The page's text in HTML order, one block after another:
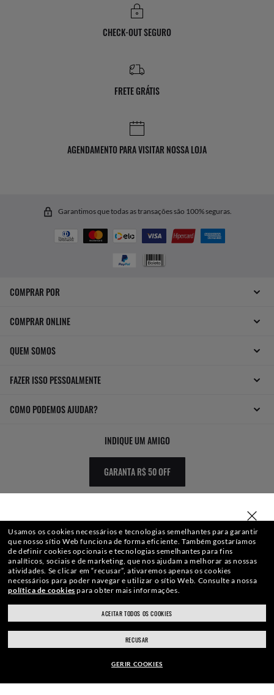
SELECIONE OU DIGITE SUA LOJA
ray-ban.com/brazil ray-ban.com/usa
Escolha uma loja diferente
CHECK-OUT SEGURO
FRETE GRÁTIS
AGENDAMENTO PARA VISITAR NOSSA LOJA
Garantimos que todas as transações são 100% seguras.
COMPRAR POR
COMPRAR ONLINE
QUEM SOMOS
FAZER ISSO PESSOALMENTE
COMO PODEMOS AJUDAR?
INDIQUE UM AMIGO
GARANTA R$ 50 OFF
WebID # 241 446 897
AVISO DE PRIVACIDADE
Usamos os cookies necessários e tecnologias semelhantes para garantir
que nosso sítio Web funciona de forma eficiente. Também gostaríamos
de definir cookies opcionais e tecnologias semelhantes para fins
analíticos, sociais e de marketing, que nos ajudam a melhorar as nossas
atividades. Se clicar em “recusar”, ativaremos apenas os cookies
necessários para poder navegar e utilizar o sítio Web. Consulte a nossa
política de cookies para obter mais informações.
ACEITAR TODOS OS COOKIES
RECUSAR
GERIR COOKIES